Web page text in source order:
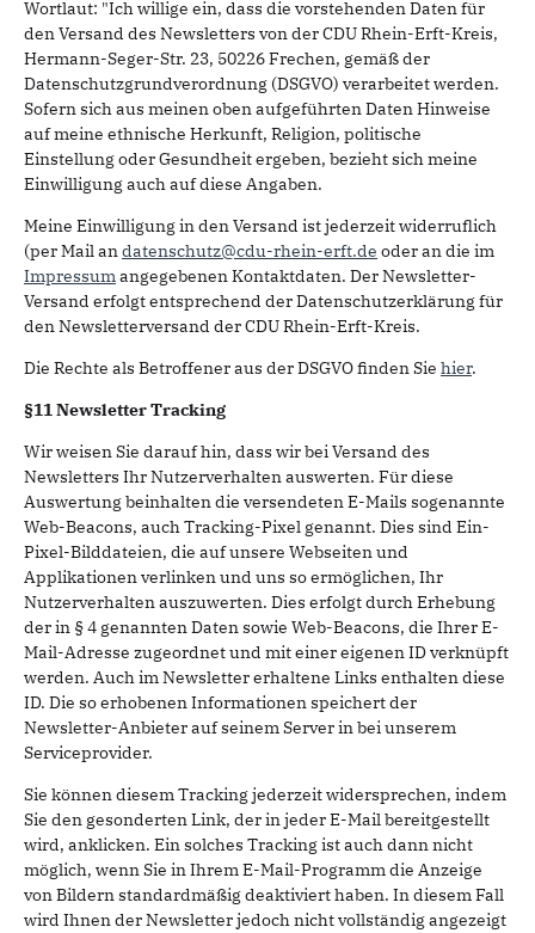
Wortlaut: "Ich willige ein, dass die vorstehenden Daten für
den Versand des Newsletters von der CDU Rhein-Erft-Kreis,
Hermann-Seger-Str. 23, 50226 Frechen, gemäß der
Datenschutzgrundverordnung (DSGVO) verarbeitet werden.
Sofern sich aus meinen oben aufgeführten Daten Hinweise
auf meine ethnische Herkunft, Religion, politische
Einstellung oder Gesundheit ergeben, bezieht sich meine
Einwilligung auch auf diese Angaben.
Meine Einwilligung in den Versand ist jederzeit widerruflich
(per Mail andatenschutz@cdu-rhein-erft.de oder an die im
Impressumangegebenen Kontaktdaten. Der Newsletter-
Versand erfolgt entsprechend der Datenschutzerklärung für
den Newsletterversand der CDU Rhein-Erft-Kreis.
Die Rechte als Betroffener aus der DSGVO finden Sie hier.
§11 Newsletter Tracking
Wir weisen Sie darauf hin, dass wir bei Versand des
Newsletters Ihr Nutzerverhalten auswerten. Für diese
Auswertung beinhalten die versendeten E-Mails sogenannte
Web-Beacons, auch Tracking-Pixel genannt. Dies sind Ein-
Pixel-Bilddateien, die auf unsere Webseiten und
Applikationen verlinken und uns so ermöglichen, Ihr
Nutzerverhalten auszuwerten. Dies erfolgt durch Erhebung
der in § 4 genannten Daten sowie Web-Beacons, die Ihrer E-
Mail-Adresse zugeordnet und mit einer eigenen ID verknüpft
werden. Auch im Newsletter erhaltene Links enthalten diese
ID. Die so erhobenen Informationen speichert der
Newsletter-Anbieter auf seinem Server in bei unserem
Serviceprovider.
Sie können diesem Tracking jederzeit widersprechen, indem
Sie den gesonderten Link, der in jeder E-Mail bereitgestellt
wird, anklicken. Ein solches Tracking ist auch dann nicht
möglich, wenn Sie in Ihrem E-Mail-Programm die Anzeige
von Bildern standardmäßig deaktiviert haben. In diesem Fall
wird Ihnen der Newsletter jedoch nicht vollständig angezeigt